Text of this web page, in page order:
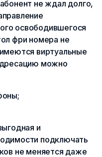
не ждал долго,
освободившегося
фри номера не
виртуальные
можно
и
подключать
не меняется даже